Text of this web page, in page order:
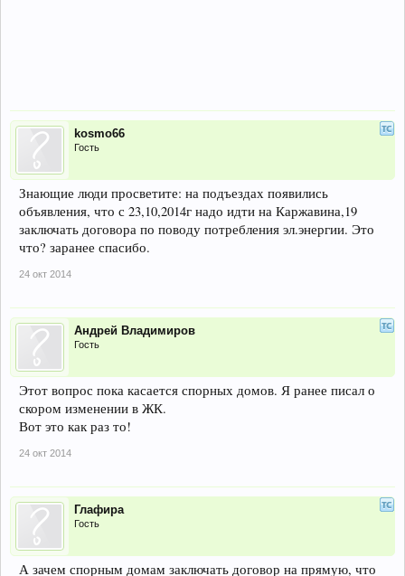
kosmo66
Гость
Знающие люди просветите: на подъездах появились
объявления, что с 23,10,2014г надо идти на Каржавина,19
заключать договора по поводу потребления эл.энергии. Это
что? заранее спасибо.
24 окт 2014
Андрей Владимиров
Гость
Этот вопрос пока касается спорных домов. Я ранее писал о
скором изменении в ЖК.
Вот это как раз то!
24 окт 2014
Глафира
Гость
А зачем спорным домам заключать договор на прямую, что